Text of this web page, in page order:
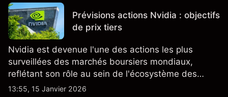
Prévisions actions Nvidia : objectifs
de prix tiers
Nvidia est devenue l'une des actions les plus
surveillées des marchés boursiers mondiaux,
reflétant son rôle au sein de l'écosystème des
semi-conducteurs et de l'IA.
13:55, 15 Janvier 2026